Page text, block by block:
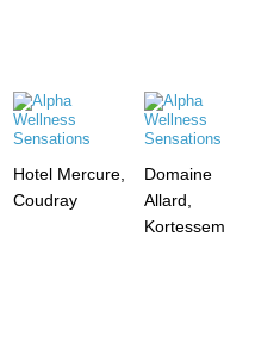
Hotel Mercure,
Coudray
Domaine
Allard,
Kortessem